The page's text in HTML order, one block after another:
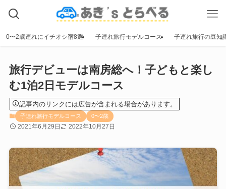
0〜2歳連れにイチオシ宿8選 子連れ旅行モデルコース 子連れ旅行の豆知
旅行デビューは南房総へ！子どもと楽し
む1泊2日モデルコース
記事内のリンクには広告が含まれる場合があります。
子連れ旅行モデルコース 0〜2歳
2021年6月29日 2022年10月27日